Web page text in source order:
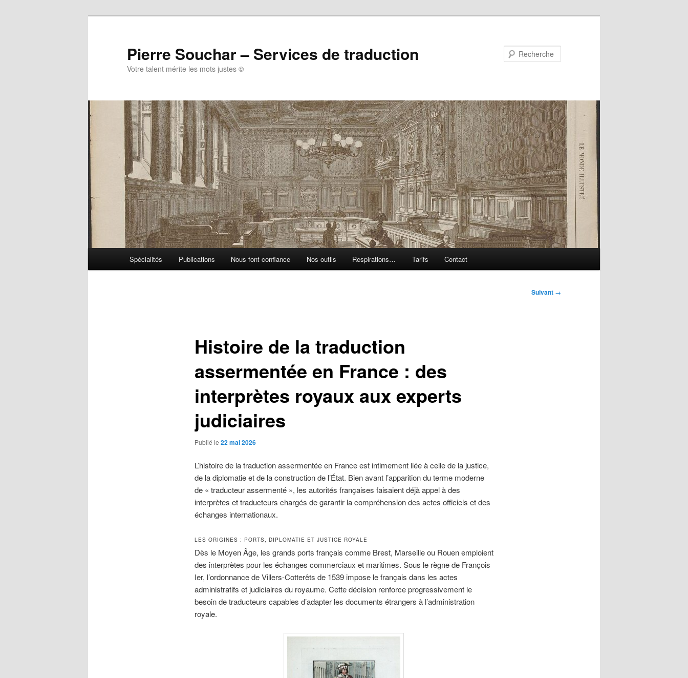
Pierre Souchar – Services de traduction
Votre talent mérite les mots justes ©
Spécialités Publications Nous font confiance Nos outils Respirations… Tarifs Contact
Suivant →
Histoire de la traduction
assermentée en France : des
interprètes royaux aux experts
judiciaires
Publié le 22 mai 2026
L’histoire de la traduction assermentée en France est intimement liée à celle de la justice,
de la diplomatie et de la construction de l’État. Bien avant l’apparition du terme moderne
de « traducteur assermenté », les autorités françaises faisaient déjà appel à des
interprètes et traducteurs chargés de garantir la compréhension des actes officiels et des
échanges internationaux.
LES ORIGINES : PORTS, DIPLOMATIE ET JUSTICE ROYALE
Dès le Moyen Âge, les grands ports français comme Brest, Marseille ou Rouen emploient
des interprètes pour les échanges commerciaux et maritimes. Sous le règne de François
Ier, l’ordonnance de Villers-Cotterêts de 1539 impose le français dans les actes
administratifs et judiciaires du royaume. Cette décision renforce progressivement le
besoin de traducteurs capables d’adapter les documents étrangers à l’administration
royale.